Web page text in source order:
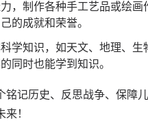
，制作各种手工艺品或绘画
的成就和荣誉。
学知识，如天文、地理、
同时也能学到知识。
记历史、反思战争、保障
！